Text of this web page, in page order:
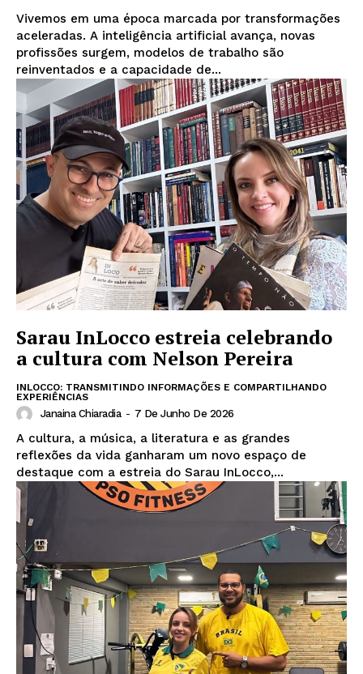
Vivemos em uma época marcada por transformações
aceleradas. A inteligência artificial avança, novas
profissões surgem, modelos de trabalho são
reinventados e a capacidade de...
Sarau InLocco estreia celebrando
a cultura com Nelson Pereira
INLOCCO: TRANSMITINDO INFORMAÇÕES E COMPARTILHANDO
EXPERIÊNCIAS
Janaina Chiaradia - 7 De Junho De 2026
A cultura, a música, a literatura e as grandes
reflexões da vida ganharam um novo espaço de
destaque com a estreia do Sarau InLocco,...